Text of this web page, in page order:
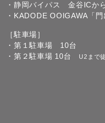
・静岡バイパス 金谷ICか
・KADODE OOIGAWA「
［駐車場］
・第１駐車場 10台
・第２駐車場 10台
U2まで